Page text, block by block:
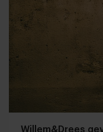
Willem&Drees